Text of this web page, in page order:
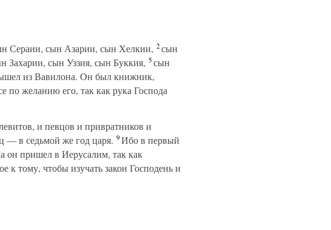
Сераии, сын Азарии, сын Хелкии, 2сын
Захарии, сын Уззия, сын Буккия, 5сын
из Вавилона. Он был книжник,
по желанию его, так как рука Господа
и певцов и привратников и
в седьмой же год царя. 9Ибо в первый
он пришел в Иерусалим, так как
к тому, чтобы изучать закон Господень и